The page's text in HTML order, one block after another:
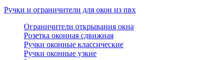
Ручки и ограничители для окон из пвх
Ограничители открывания окна
Розетка оконная сдвижная
Ручки оконные классические
Ручки оконные узкие